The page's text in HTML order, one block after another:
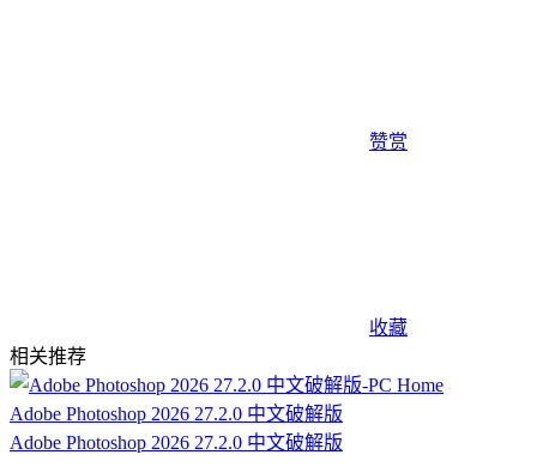
赞赏
收藏
相关推荐
Adobe Photoshop 2026 27.2.0 中文破解版
Adobe Photoshop 2026 27.2.0 中文破解版